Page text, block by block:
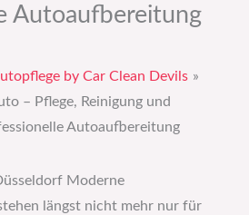
Autoaufbereitung
by Car Clean Devils
– Pflege, Reinigung und
Autoaufbereitung
Moderne
längst nicht mehr nur für